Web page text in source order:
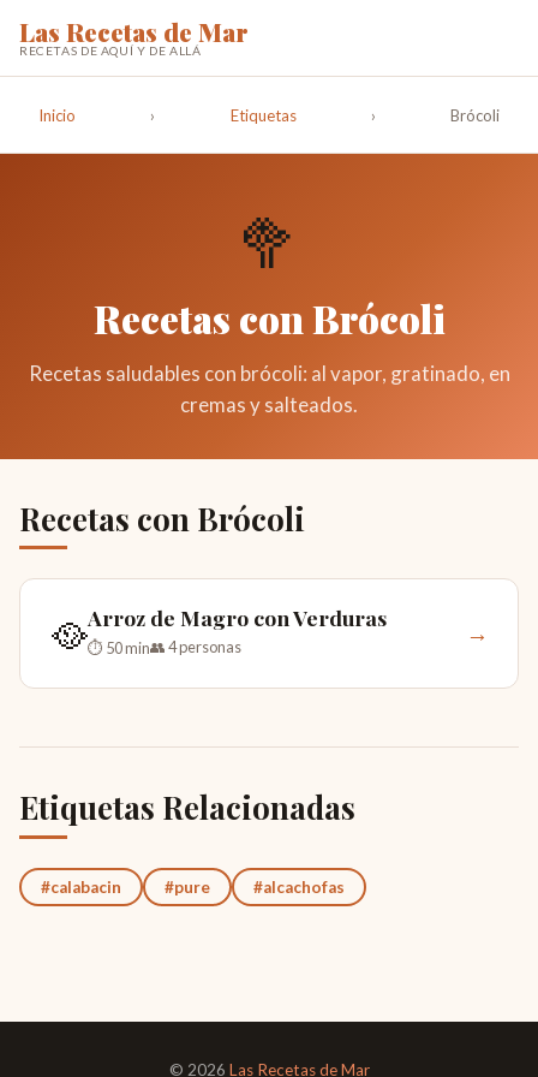
Las Recetas de Mar
RECETAS DE AQUÍ Y DE ALLÁ
Inicio › Etiquetas › Brócoli
🥦
Recetas con Brócoli
Recetas saludables con brócoli: al vapor, gratinado, en
cremas y salteados.
Recetas con Brócoli
🥘Arroz de Magro con Verduras
⏱ 50 min👥 4 personas →
Etiquetas Relacionadas
#calabacin #pure #alcachofas
© 2026 Las Recetas de Mar